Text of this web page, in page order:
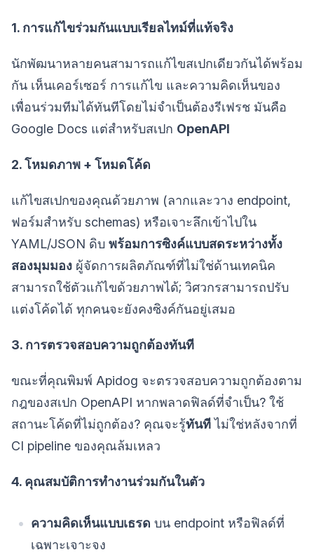
1. การแก้ไขร่วมกันแบบเรียลไทม์ที่แท้จริง
นักพัฒนาหลายคนสามารถแก้ไขสเปกเดียวกันได้พร้อม
กัน เห็นเคอร์เซอร์ การแก้ไข และความคิดเห็นของ
เพื่อนร่วมทีมได้ทันทีโดยไม่จำเป็นต้องรีเฟรช มันคือ
Google Docs แต่สำหรับสเปก OpenAPI
2. โหมดภาพ + โหมดโค้ด
แก้ไขสเปกของคุณด้วยภาพ (ลากและวาง endpoint,
ฟอร์มสำหรับ schemas) หรือเจาะลึกเข้าไปใน
YAML/JSON ดิบ พร้อมการซิงค์แบบสดระหว่างทั้ง
สองมุมมอง ผู้จัดการผลิตภัณฑ์ที่ไม่ใช่ด้านเทคนิค
สามารถใช้ตัวแก้ไขด้วยภาพได้; วิศวกรสามารถปรับ
แต่งโค้ดได้ ทุกคนจะยังคงซิงค์กันอยู่เสมอ
3. การตรวจสอบความถูกต้องทันที
ขณะที่คุณพิมพ์ Apidog จะตรวจสอบความถูกต้องตาม
กฎของสเปก OpenAPI หากพลาดฟิลด์ที่จำเป็น? ใช้
สถานะโค้ดที่ไม่ถูกต้อง? คุณจะรู้ทันทีไม่ใช่หลังจากที่
CI pipeline ของคุณล้มเหลว
4. คุณสมบัติการทำงานร่วมกันในตัว
ความคิดเห็นแบบเธรด บน endpoint หรือฟิลด์ที่
เฉพาะเจาะจง